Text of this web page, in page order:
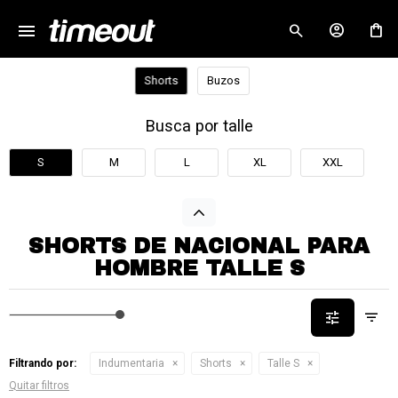
menu
Shorts Buzos
Busca por talle
S M L XL XXL
SHORTS DE NACIONAL PARA
HOMBRE TALLE S
Filtrando por: Indumentaria Shorts
Talle S
Quitar filtros